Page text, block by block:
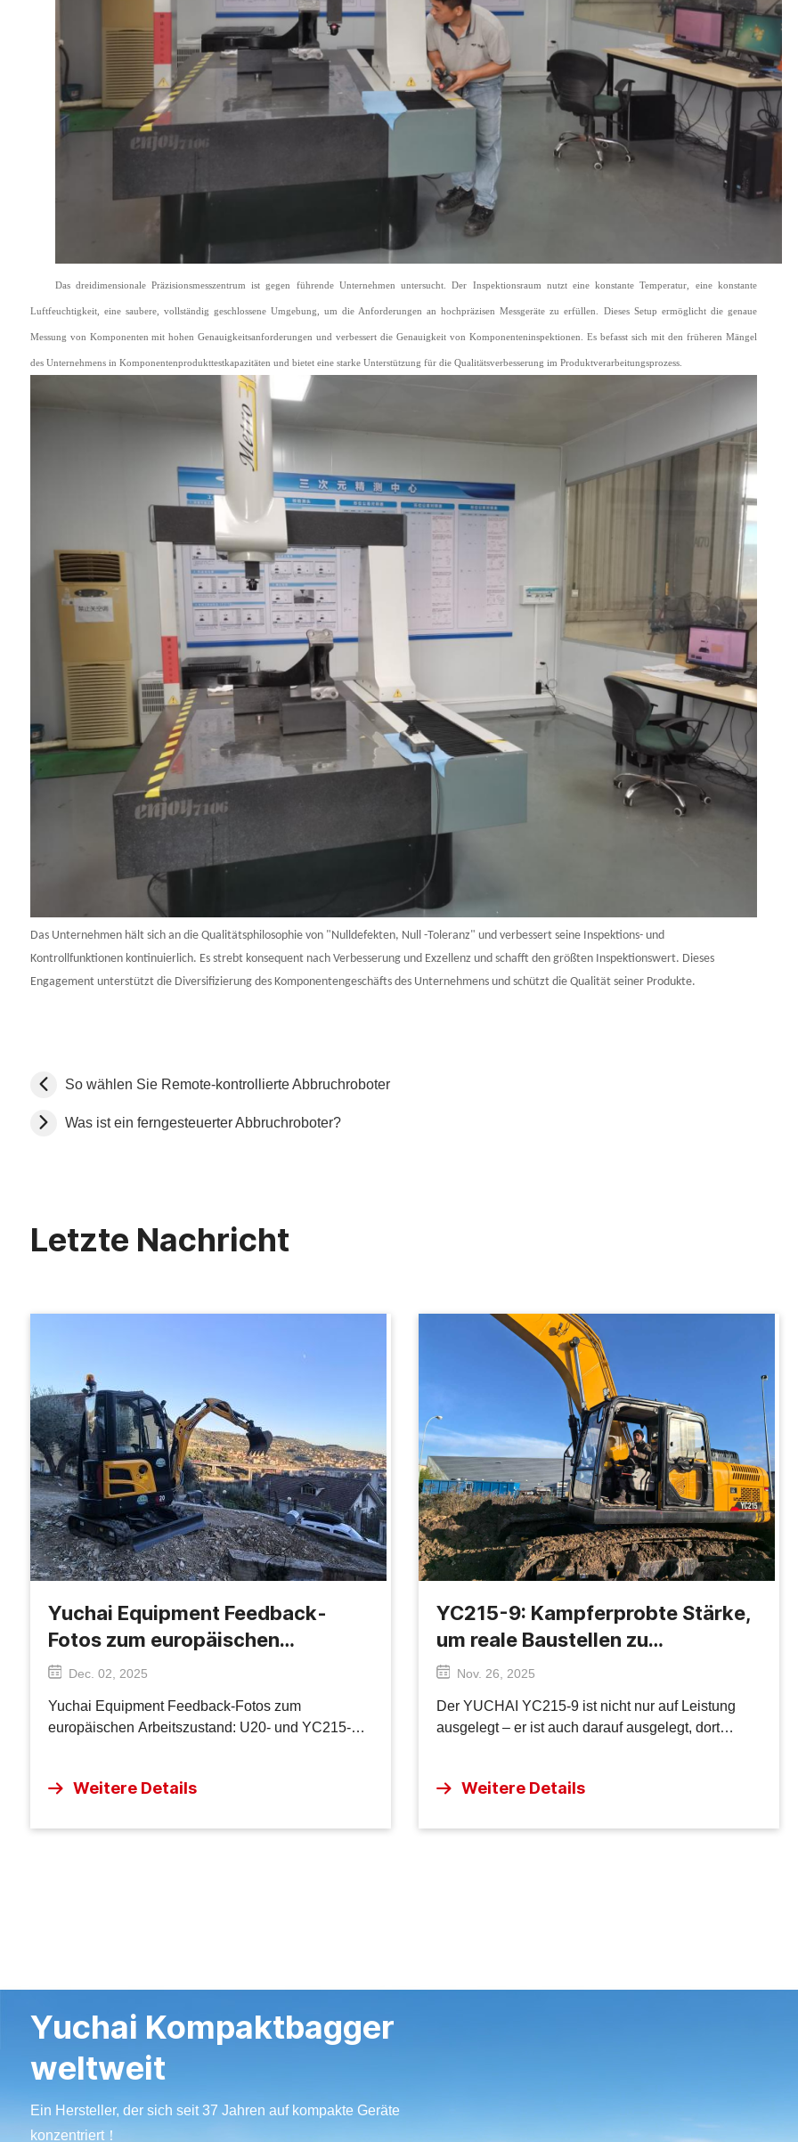
Das dreidimensionale Präzisionsmesszentrum ist gegen führende Unternehmen untersucht. Der Inspektionsraum nutzt eine konstante Temperatur, eine konstante
Luftfeuchtigkeit, eine saubere, vollständig geschlossene Umgebung, um die Anforderungen an hochpräzisen Messgeräte zu erfüllen. Dieses Setup ermöglicht die genaue
Messung von Komponenten mit hohen Genauigkeitsanforderungen und verbessert die Genauigkeit von Komponenteninspektionen. Es befasst sich mit den früheren Mängel
des Unternehmens in Komponentenprodukttestkapazitäten und bietet eine starke Unterstützung für die Qualitätsverbesserung im Produktverarbeitungsprozess.
Das Unternehmen hält sich an die Qualitätsphilosophie von "Nulldefekten, Null -Toleranz" und verbessert seine Inspektions- und
Kontrollfunktionen kontinuierlich. Es strebt konsequent nach Verbesserung und Exzellenz und schafft den größten Inspektionswert. Dieses
Engagement unterstützt die Diversifizierung des Komponentengeschäfts des Unternehmens und schützt die Qualität seiner Produkte.
So wählen Sie Remote-kontrollierte Abbruchroboter
Was ist ein ferngesteuerter Abbruchroboter?
Letzte Nachricht
Yuchai Equipment Feedback-
Fotos zum europäischen
Arbeitszustand: U20- und YC215-
Dec. 02, 2025
Yuchai Equipment Feedback-Fotos zum
europäischen Arbeitszustand: U20- und YC215-
Weitere Details
YC215-9: Kampferprobte Stärke,
um reale Baustellen zu
dominieren!
Nov. 26, 2025
Der YUCHAI YC215-9 ist nicht nur auf Leistung
ausgelegt – er ist auch darauf ausgelegt, dort
Bewältigung der härtesten Baustellenumgebungen
absolute Stärke und höchste Effizienz, egal ob Sie
Weitere Details
Yuchai Kompaktbagger
weltweit
Ein Hersteller, der sich seit 37 Jahren auf kompakte Geräte
konzentriert！